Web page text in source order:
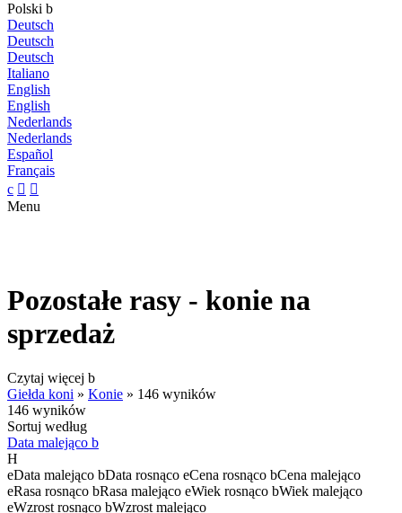
Polski b
Deutsch
Deutsch
Deutsch
Italiano
English
English
Nederlands
Nederlands
Español
Français
c  
Menu
Pozostałe rasy - konie na
sprzedaż
Czytaj więcej b
Giełda koni » Konie » 146 wyników
146 wyników
Sortuj według
Data malejąco b
H
eData malejąco bData rosnąco eCena rosnąco bCena malejąco
eRasa rosnąco bRasa malejąco eWiek rosnąco bWiek malejąco
eWzrost rosnąco bWzrost malejąco